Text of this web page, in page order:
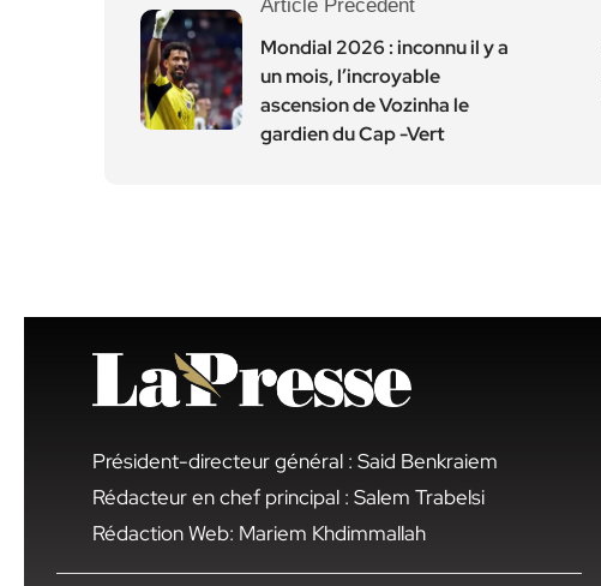
Article Précédent
Mondial 2026 : inconnu il y a
un mois, l’incroyable
ascension de Vozinha le
gardien du Cap -Vert
Président-directeur général : Said Benkraiem
Rédacteur en chef principal : Salem Trabelsi
Rédaction Web: Mariem Khdimmallah